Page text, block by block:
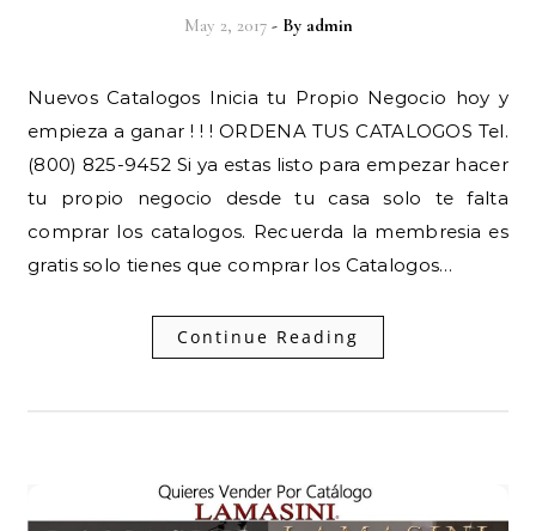
May 2, 2017 - By admin
Nuevos Catalogos Inicia tu Propio Negocio hoy y
empieza a ganar ! ! ! ORDENA TUS CATALOGOS Tel.
(800) 825-9452 Si ya estas listo para empezar hacer
tu propio negocio desde tu casa solo te falta
comprar los catalogos. Recuerda la membresia es
gratis solo tienes que comprar los Catalogos…
Continue Reading